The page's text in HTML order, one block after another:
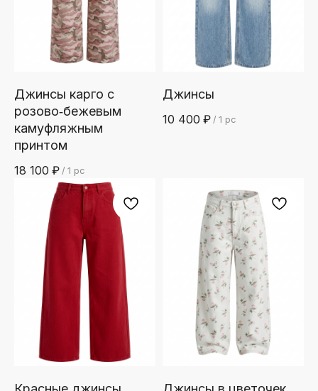
Джинсы карго с
розово‑бежевым
камуфляжным
принтом
18 100 ₽ / 1 pc
Джинсы
10 400 ₽ / 1 pc